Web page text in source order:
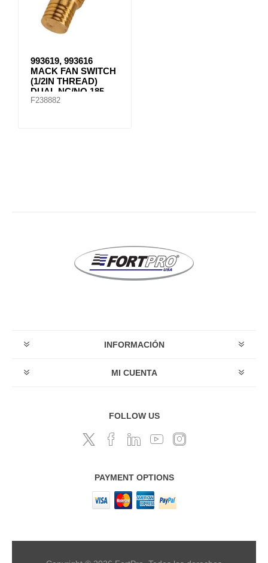
993619, 993616
MACK FAN SWITCH
(1/2IN THREAD)
DUAL NC/NO 185
DEG
F238882
INFORMACIÓN
MI CUENTA
FOLLOW US
PAYMENT OPTIONS